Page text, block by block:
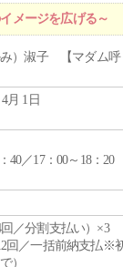
メージを広げる～
）淑子 【マダム呼
月 1日
40／17：00～18：20
回／分割支払い）×3
回／一括前納支払※
）